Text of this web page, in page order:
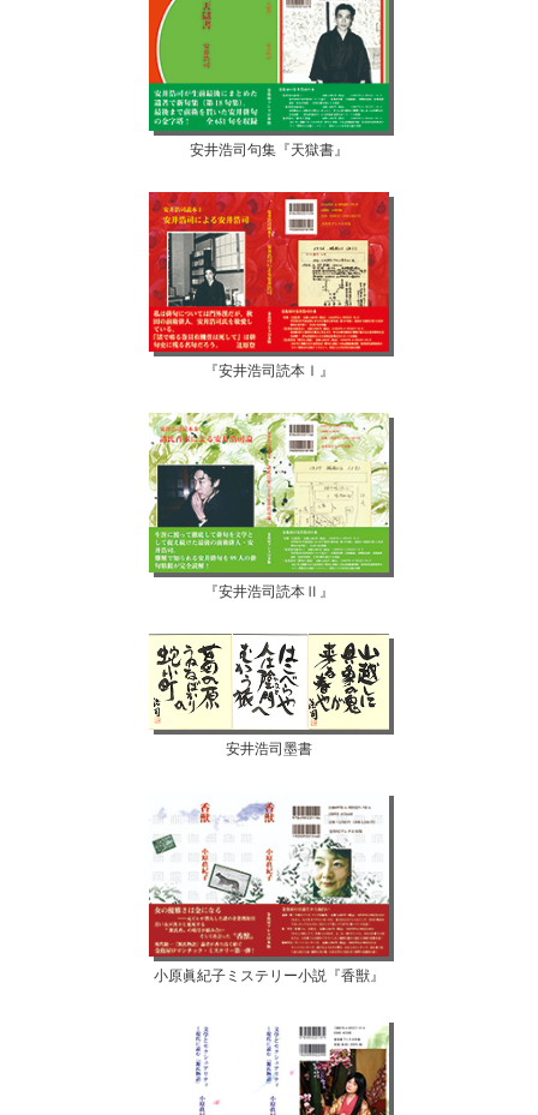
安井浩司句集『天獄書』
『安井浩司読本Ⅰ』
『安井浩司読本Ⅱ』
安井浩司墨書
小原眞紀子ミステリー小説『香獣』